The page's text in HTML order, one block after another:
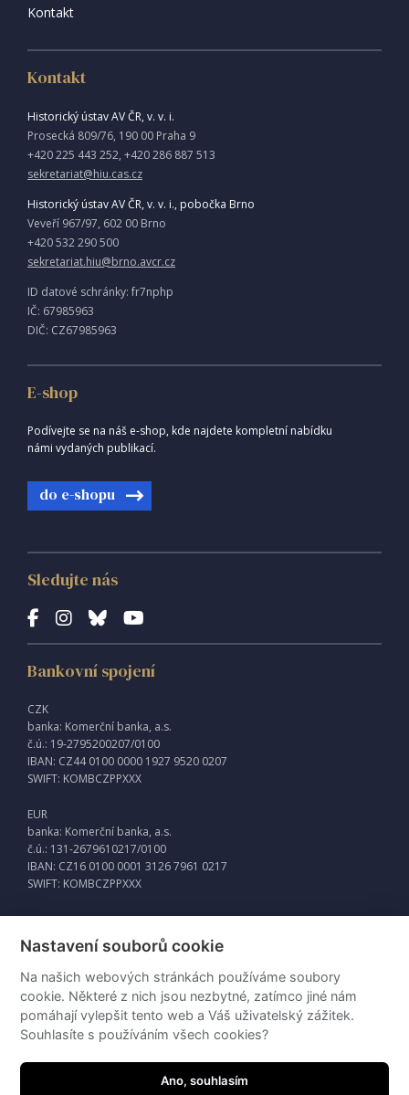
Kontakt
Kontakt
Historický ústav AV ČR, v. v. i.
Prosecká 809/76, 190 00 Praha 9
+420 225 443 252, +420 286 887 513
sekretariat@hiu.cas.cz
Historický ústav AV ČR, v. v. i., pobočka Brno
Veveří 967/97, 602 00 Brno
+420 532 290 500
sekretariat.hiu@brno.avcr.cz
ID datové schránky: fr7nphp
IČ: 67985963
DIČ: CZ67985963
E-shop
Podívejte se na náš e-shop, kde najdete kompletní nabídku
námi vydaných publikací.
do e-shopu
Sledujte nás
Bankovní spojení
CZK
banka: Komerční banka, a.s.
č.ú.: 19-2795200207/0100
IBAN: CZ44 0100 0000 1927 9520 0207
SWIFT: KOMBCZPPXXX
EUR
banka: Komerční banka, a.s.
č.ú.: 131-2679610217/0100
IBAN: CZ16 0100 0001 3126 7961 0217
SWIFT: KOMBCZPPXXX
Externí odkazy
Intraweb
Nastavení souborů cookie
Na našich webových stránkách používáme soubory
cookie. Některé z nich jsou nezbytné, zatímco jiné nám
pomáhají vylepšit tento web a Váš uživatelský zážitek.
Souhlasíte s používáním všech cookies?
Ano, souhlasím